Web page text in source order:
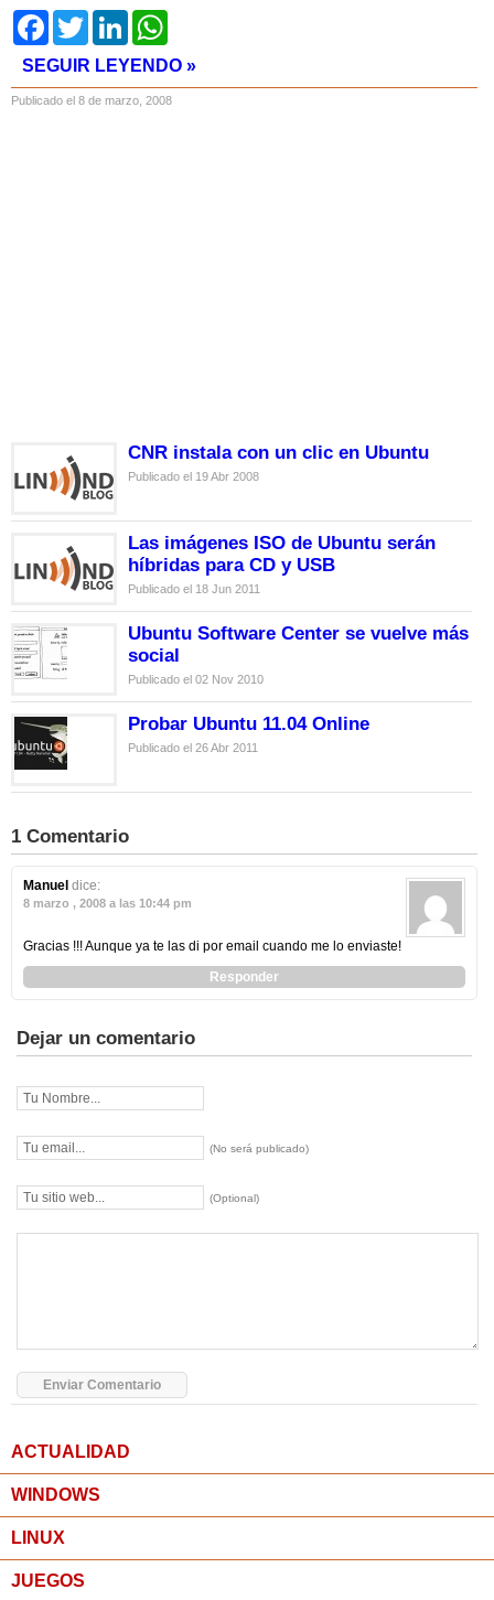
FacebookTwitter LinkedIn
SEGUIR LEYENDO »
Publicado el 8 de marzo, 2008
CNR instala con un clic en Ubuntu
Publicado el 19 Abr 2008
Las imágenes ISO de Ubuntu serán
híbridas para CD y USB
Publicado el 18 Jun 2011
Ubuntu Software Center se vuelve más
social
Publicado el 02 Nov 2010
Probar Ubuntu 11.04 Online
Publicado el 26 Abr 2011
1 Comentario
Manuel dice:
8 marzo , 2008 a las 10:44 pm
Gracias !!! Aunque ya te las di por email cuando me lo enviaste!
Responder
Dejar un comentario
(No será publicado)
(Optional)
ACTUALIDAD
WINDOWS
LINUX
JUEGOS